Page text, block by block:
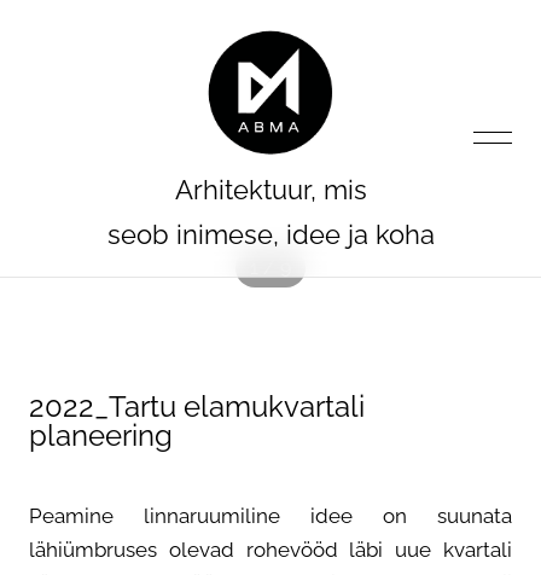
PROJEKTID
Arhitektuur, mis
seob inimese, idee ja koha
2022_Tartu elamukvartali
planeering
Peamine linnaruumiline idee on suunata
lähiümbruses olevad rohevööd läbi uue kvartali